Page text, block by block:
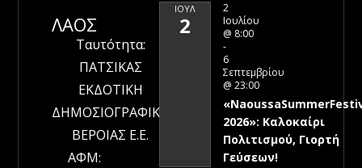
ΛΑΟΣ
Ταυτότητα:
ΠΑΤΣΙΚΑΣ
ΕΚΔΟΤΙΚΗ
ΔΗΜΟΣΙΟΓΡΑΦΙΚΗ
ΒΕΡΟΙΑΣ Ε.Ε.
ΑΦΜ:
ΙΟΎΛ
2
2
Ιουλίου
@ 8:00
-
6
Σεπτεμβρίου
@ 23:00
2026»: Καλοκαίρι
Πολιτισμού, Γιορτή
Γεύσεων!